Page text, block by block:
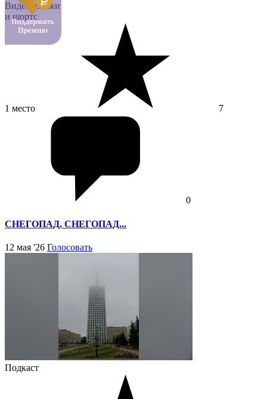
Видеоролики
и шортс
1 место 7
0
СНЕГОПАД, СНЕГОПАД...
12 мая '26 Голосовать
Подкаст